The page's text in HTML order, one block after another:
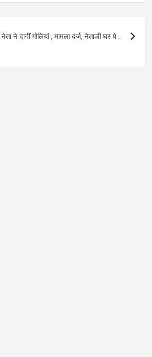
ने दागीं गोलियां , मामला दर्ज, नेताजी घर पे ..